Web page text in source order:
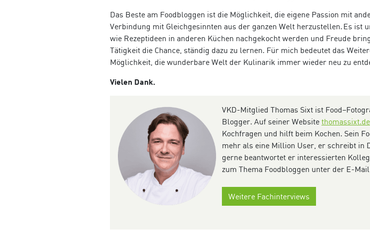
Das Beste am Foodbloggen ist die Möglichkeit, die eigene Passion mit
Verbindung mit Gleichgesinnten aus der ganzen Welt herzustellen. Es ist
wie Rezeptideen in anderen Küchen nachgekocht werden und Freude
Tätigkeit die Chance, ständig dazu zu lernen. Für mich bedeutet das
Möglichkeit, die wunderbare Welt der Kulinarik immer wieder neu zu
Vielen Dank.
VKD-Mitglied Thomas Sixt ist Food–
Blogger. Auf seiner Website thomassixt.de
Kochfragen und hilft beim Kochen. Sein
mehr als eine Million User, er schreibt in
gerne beantwortet er interessierten
zum Thema Foodbloggen unter der E-Mail
Weitere Fachinterviews